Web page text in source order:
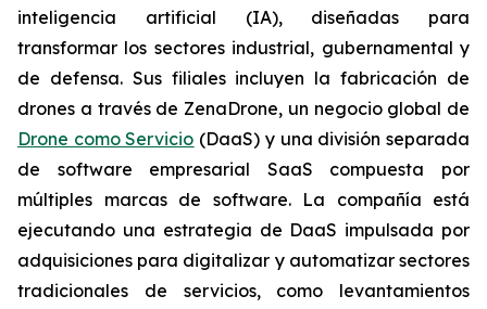
inteligencia artificial (IA), diseñadas para
transformar los sectores industrial, gubernamental y
de defensa. Sus filiales incluyen la fabricación de
drones a través de ZenaDrone, un negocio global de
Drone como Servicio (DaaS) y una división separada
de software empresarial SaaS compuesta por
múltiples marcas de software. La compañía está
ejecutando una estrategia de DaaS impulsada por
adquisiciones para digitalizar y automatizar sectores
tradicionales de servicios, como levantamientos